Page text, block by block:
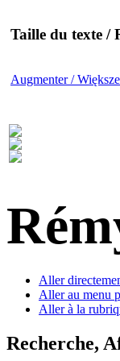
Taille du texte /
Augmenter /
Aller
Aller au menu
Aller à la
Recherche,